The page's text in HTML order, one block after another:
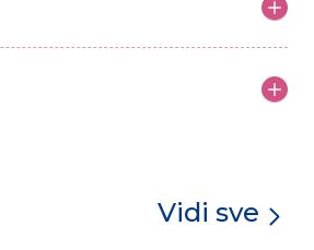
Vidi sve